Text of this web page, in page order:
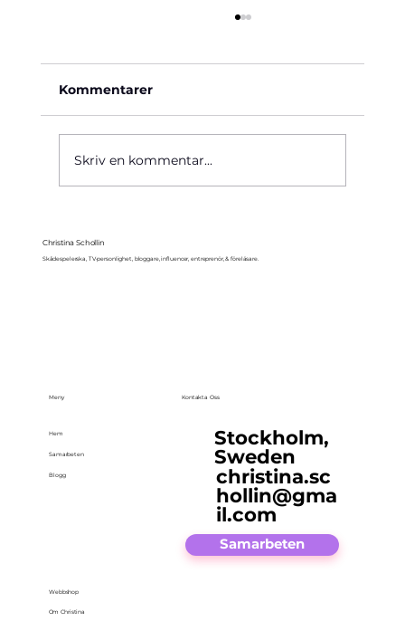
Kommentarer
Skriv en kommentar...
Christina Schollin
Skådespelerska, TV-personlighet, bloggare, influencer, entreprenör, & föreläsare.
Meny
Hem
Samarbeten
Blogg
Webbshop
Om Christina
Kontakta Oss
Stockholm,
Sweden
christina.sc
hollin@gma
il.com
Samarbeten